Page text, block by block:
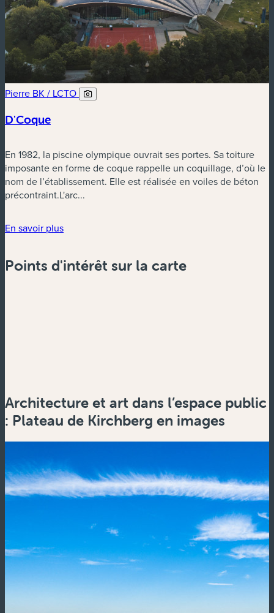
Pierre BK / LCTO
D'Coque
En 1982, la piscine olympique ouvrait ses portes. Sa toiture
imposante en forme de coque rappelle un coquillage, d’où le
nom de l’établissement. Elle est réalisée en voiles de béton
précontraint.L'arc...
En savoir plus
Points d'intérêt sur la carte
Architecture et art dans l’espace public
: Plateau de Kirchberg en images